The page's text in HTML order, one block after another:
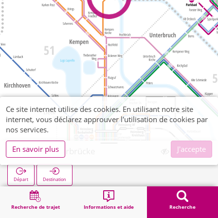
Recherche de trajet Informations et aide Recherche
Kempen Rurbrücke
Départ Destination
Démarrage Recherche Kempen Rurbrücke
Ce site internet utilise des cookies. En utilisant notre site
internet, vous déclarez approuver l'utilisation de cookies par
nos services.
En savoir plus
J'accepte